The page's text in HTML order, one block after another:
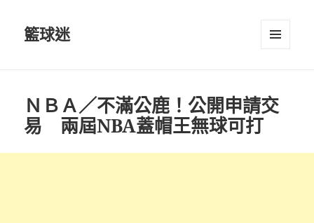
籃球迷
ＮＢＡ／不滿公鹿！公開申請交
易 兩屆NBA蓋帽王無球可打